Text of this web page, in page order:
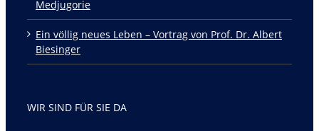
Medjugorie
Ein völlig neues Leben – Vortrag von Prof. Dr. Albert
Biesinger
WIR SIND FÜR SIE DA